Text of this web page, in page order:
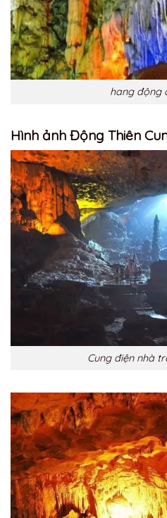
hang động
Hình ảnh Động Thiên
Cung điện nhà